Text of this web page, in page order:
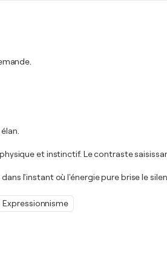
et instinctif. Le contraste
l'instant où l'énergie pure brise le
Expressionnisme